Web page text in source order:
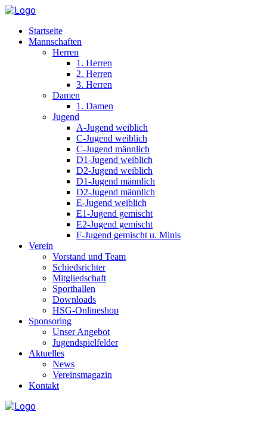
Startseite
Mannschaften
Herren
1. Herren
2. Herren
3. Herren
Damen
1. Damen
Jugend
A-Jugend weiblich
C-Jugend weiblich
C-Jugend männlich
D1-Jugend weiblich
D2-Jugend weiblich
D1-Jugend männlich
D2-Jugend männlich
E-Jugend weiblich
E1-Jugend gemischt
E2-Jugend gemischt
F-Jugend gemischt u. Minis
Verein
Vorstand und Team
Schiedsrichter
Mitgliedschaft
Sporthallen
Downloads
HSG-Onlineshop
Sponsoring
Unser Angebot
Jugendspielfelder
Aktuelles
News
Vereinsmagazin
Kontakt